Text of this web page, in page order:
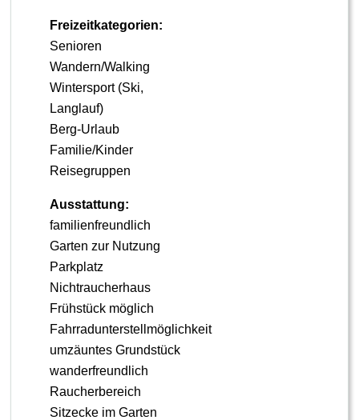
Freizeitkategorien:
Senioren
Wandern/Walking
Wintersport (Ski,
Langlauf)
Berg-Urlaub
Familie/Kinder
Reisegruppen
Ausstattung:
familienfreundlich
Garten zur Nutzung
Parkplatz
Nichtraucherhaus
Frühstück möglich
Fahrradunterstellmöglichkeit
umzäuntes Grundstück
wanderfreundlich
Raucherbereich
Sitzecke im Garten